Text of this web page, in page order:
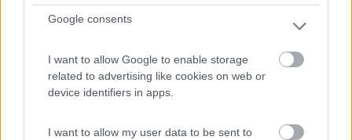
Google consents
I want to allow Google to enable storage
related to advertising like cookies on web or
device identifiers in apps.
I want to allow my user data to be sent to
Servizi / Posizione
Monte Sant'Angelo (FG) - 15.5km
Loc. Macchia Libera